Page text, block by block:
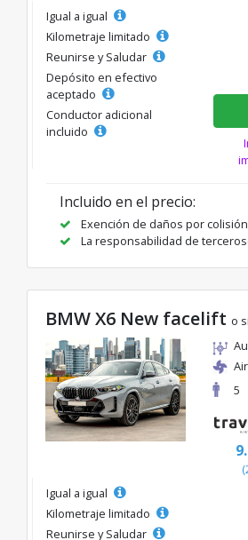
Igual a igual
Kilometraje limitado
Reunirse y Saludar
Depósito en efectivo
aceptado
Conductor adicional
incluido
Incluido en el precio:
Exención de daños por colisión
La responsabilidad de
BMW X6 New facelift o
5
Igual a igual
Kilometraje limitado
Reunirse y Saludar